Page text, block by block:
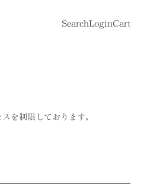
SearchLoginCart
を制限しております。